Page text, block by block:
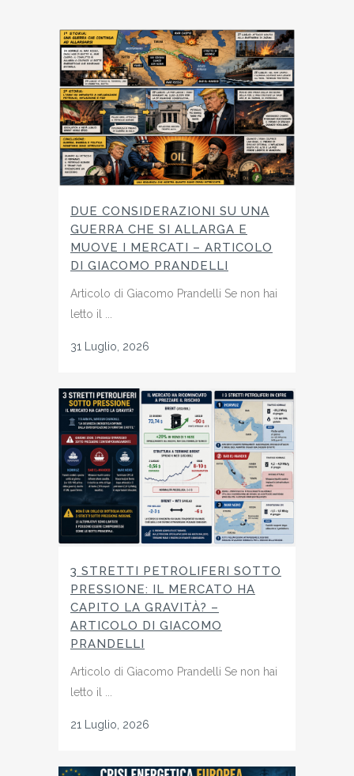
DUE CONSIDERAZIONI SU UNA
GUERRA CHE SI ALLARGA E
MUOVE I MERCATI – ARTICOLO
DI GIACOMO PRANDELLI
Articolo di Giacomo Prandelli Se non hai
letto il ...
31 Luglio, 2026
3 STRETTI PETROLIFERI SOTTO
PRESSIONE: IL MERCATO HA
CAPITO LA GRAVITÀ? –
ARTICOLO DI GIACOMO
PRANDELLI
Articolo di Giacomo Prandelli Se non hai
letto il ...
21 Luglio, 2026